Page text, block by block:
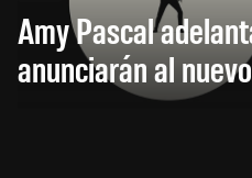
Amy Pascal
anunciarán al